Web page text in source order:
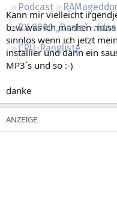
Podcast
RX 9000 „Deals“
CPU-Rangliste
Kann mir vielleicht
bzw was ich machen
sinnlos wenn ich jetzt
installier und dann ein
MP3´s und so :-)
danke